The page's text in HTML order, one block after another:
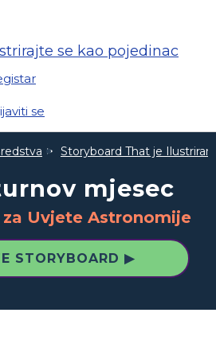
se kao pojedinac
se
Storyboard That je
mjesec
Uvjete Astronomije
STORYBOARD ▶